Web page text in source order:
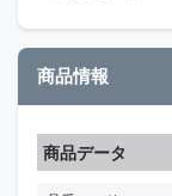
商品情報
商品データ